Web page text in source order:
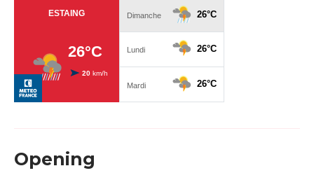
Opening